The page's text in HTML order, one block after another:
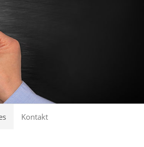
Kontakt